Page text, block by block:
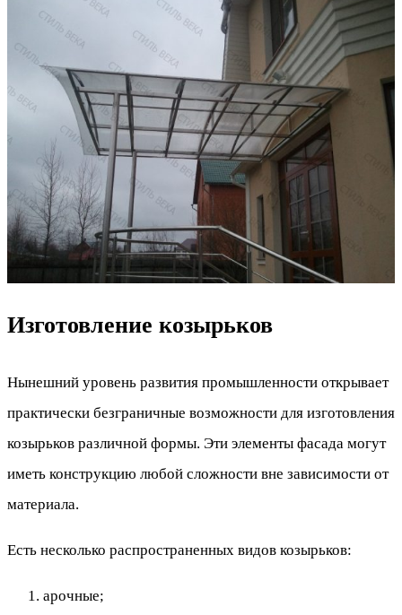
Изготовление козырьков
Нынешний уровень развития промышленности открывает
практически безграничные возможности для изготовления
козырьков различной формы. Эти элементы фасада могут
иметь конструкцию любой сложности вне зависимости от
материала.
Есть несколько распространенных видов козырьков:
арочные;